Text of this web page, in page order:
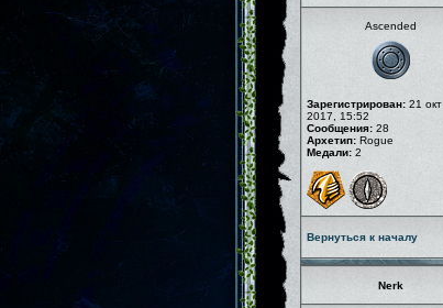
Ascended
Зарегистрирован: 21 окт
2017, 15:52
Сообщения: 28
Архетип: Rogue
Медали: 2
Вернуться к началу
Nerk